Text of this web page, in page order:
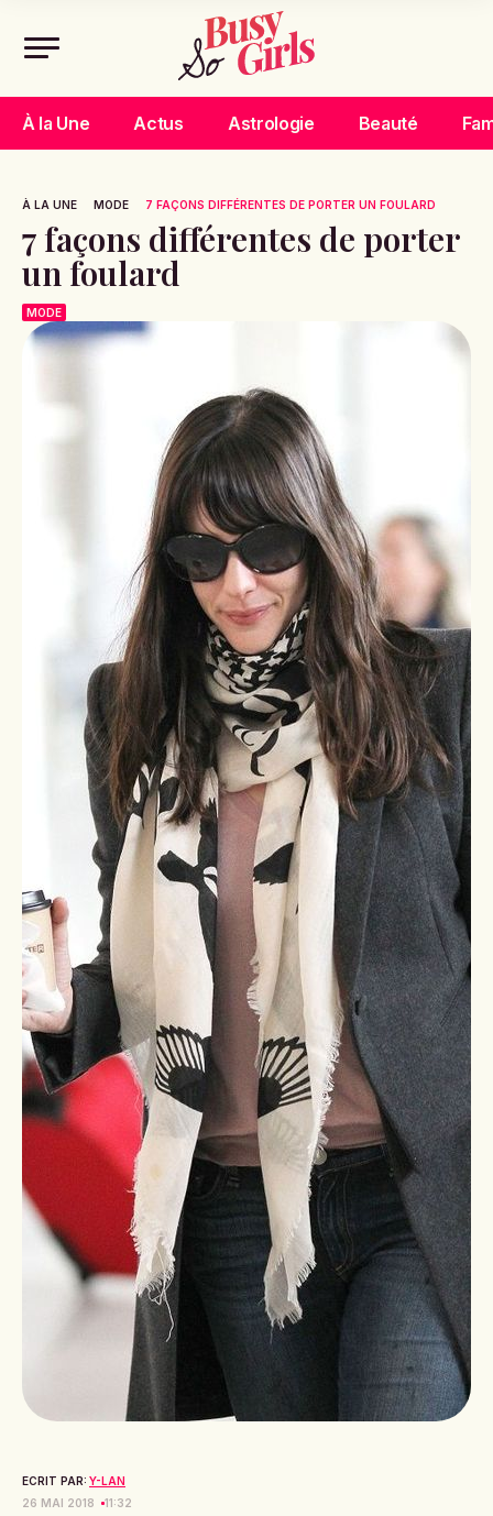
À la Une Actus Astrologie Beauté
À LA UNE MODE 7 FAÇONS DIFFÉRENTES DE PORTER UN FOULARD
7 façons différentes de porter
un foulard
MODE
ECRIT PAR: Y-LAN
26 MAI 2018
11:32